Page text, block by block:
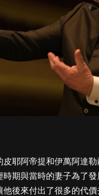
耶阿帝提和伊萬阿達
期與當時的妻子為了
後來付出了很多的代